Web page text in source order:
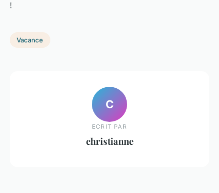
!
Vacance
C
ECRIT PAR
christianne